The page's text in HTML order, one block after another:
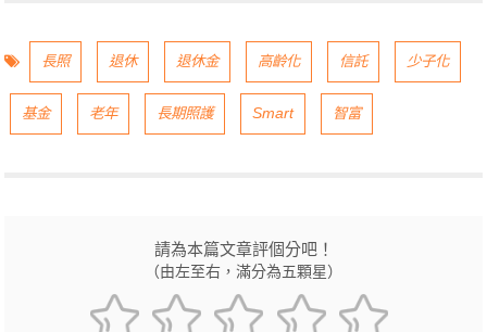
長照 退休 退休金 高齡化 信託 少子化
基金 老年 長期照護 Smart 智富
請為本篇文章評個分吧！
（由左至右，滿分為五顆星）